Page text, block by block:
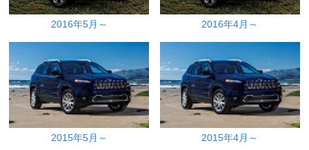
2016年5月～ 2016年4月～
2015年5月～ 2015年4月～